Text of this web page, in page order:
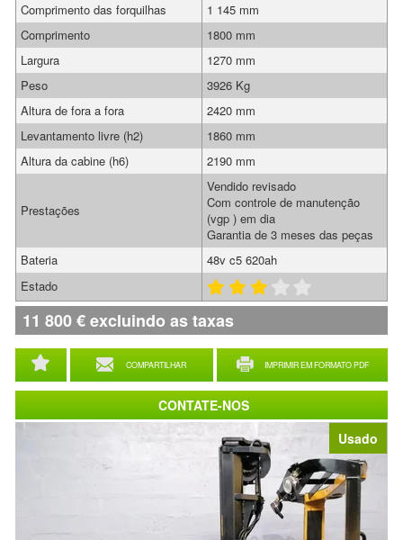
Usado
COMPARTILHAR IMPRIMIR EM FORMATO PDF
Comprimento das forquilhas
1 145 mm
Comprimento
1800 mm
Largura
1270 mm
Peso
3926 Kg
Altura de fora a fora
2420 mm
Levantamento livre (h2)
1860 mm
Altura da cabine (h6)
2190 mm
Prestações
Vendido revisado
Com controle de manutenção
(vgp ) em dia
Garantia de 3 meses das peças
Bateria
48v c5 620ah
Estado
11 800€excluindo as taxas
CONTATE-NOS